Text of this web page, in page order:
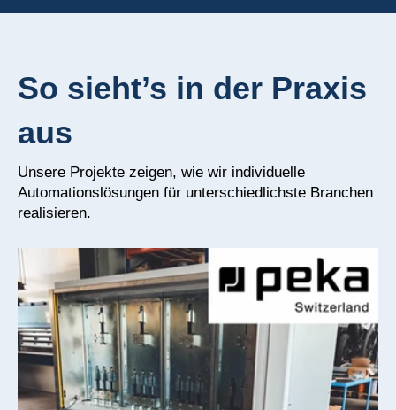
So sieht’s in der Praxis
aus
Unsere Projekte zeigen, wie wir individuelle
Automationslösungen für unterschiedlichste Branchen
realisieren.